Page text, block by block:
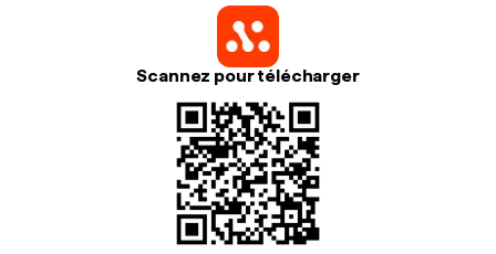
Scannez pour télécharger